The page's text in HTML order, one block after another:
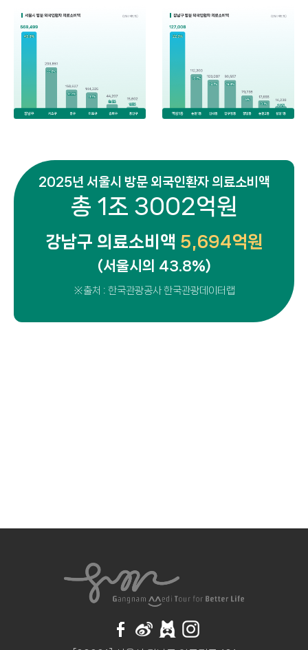
2025년 서울시 방문 외국인환자 의료소비액
총 1조 3002억원
강남구 의료소비액 5,694억원
(서울시의 43.8%)
※출처 : 한국관광공사 한국관광데이터랩